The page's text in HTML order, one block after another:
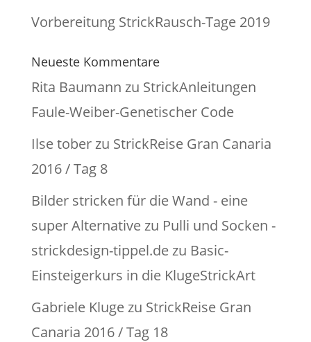
Vorbereitung StrickRausch-Tage 2019
Neueste Kommentare
Rita Baumann zu StrickAnleitungen
Faule-Weiber-Genetischer Code
Ilse toberzu StrickReise Gran Canaria
2016 / Tag 8
Bilder stricken für die Wand - eine
super Alternative zu Pulli und Socken -
strickdesign-tippel.dezu Basic-
Einsteigerkurs in die KlugeStrickArt
Gabriele Klugezu StrickReise Gran
Canaria 2016 / Tag 18